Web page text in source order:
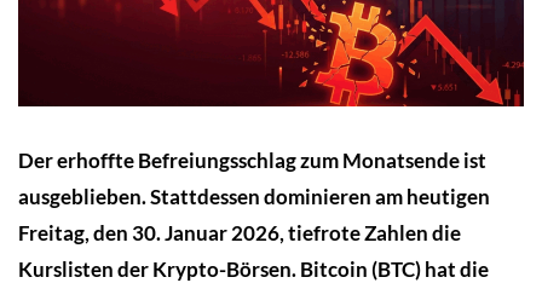
Der erhoffte Befreiungsschlag zum Monatsende ist
ausgeblieben. Stattdessen dominieren am heutigen
Freitag, den 30. Januar 2026, tiefrote Zahlen die
Kurslisten der Krypto-Börsen. Bitcoin (BTC) hat die